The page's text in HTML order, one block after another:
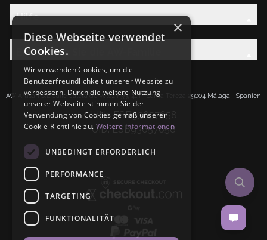
Hilfe
Entdecken Sie die AW-Familie
AW Artisan S.L.Calle Caleta de Velez n39, 41 PI Santa Tereza 29004 Málaga - Spanien
IdNr: ESB93657658
UID: ESB93657658
×
Diese Webseite verwendet
Cookies.
Wir verwenden Cookies, um die
Benutzerfreundlichkeit unserer Website zu
verbessern. Durch die weitere Nutzung
unserer Webseite stimmen Sie der
Verwendung von Cookies gemäß unserer
Cookie-Richtlinie zu. Weitere Informationen
UNBEDINGT ERFORDERLICH
PERFORMANCE
TARGETING
FUNKTIONALITÄT